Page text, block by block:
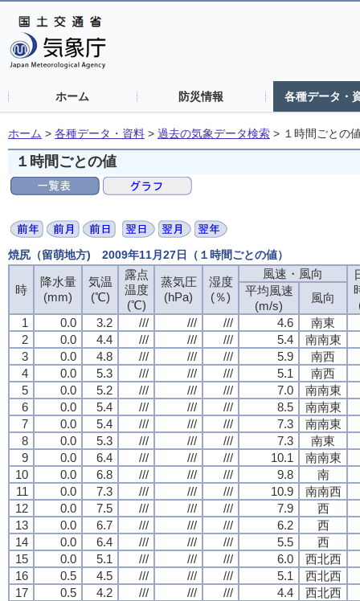
ホーム 防災情報 各種データ・
ホーム > 各種データ・資料 > 過去の気象データ検索 > １時間ごとの
１時間ごとの値
焼尻（留萌地方) 2009年11月27日（１時間ごとの値）
時
降水量
(mm)
気温
(℃)
露点
温度
(℃)
蒸気圧
(hPa)
湿度
(％)
風速・風向
平均風速
(m/s)
風向
1
0.0 3.2 /// /// /// 4.6
南東
2
0.0 4.4 /// /// /// 5.4
南南東
3
0.0 4.8 /// /// /// 5.9
南西
4
0.0 5.3 /// /// /// 5.1
南西
5
0.0 5.2 /// /// /// 7.0
南南東
6
0.0 5.4 /// /// /// 8.5
南南東
7
0.0 5.4 /// /// /// 7.3
南南東
8
0.0 5.3 /// /// /// 7.3
南東
9
0.0 6.4 /// /// /// 10.1
南南東
10
0.0 6.8 /// /// /// 9.8
南
11
0.0 7.3 /// /// /// 10.9
南南西
12
0.0 7.5 /// /// /// 7.9
西
13
0.0 6.7 /// /// /// 6.2
西
14
0.0 6.4 /// /// /// 5.5
西
15
0.0 5.1 /// /// /// 6.0
西北西
16
0.5 4.5 /// /// /// 5.1
西北西
17
0.5 4.2 /// /// /// 4.4
西北西
時
降水量
(mm)
気温
(℃)
露点
温度
(℃)
蒸気圧
(hPa)
湿度
(％)
風速・風向
平均風速
(m/s)
風向
1
0.0 3.2 /// /// /// 4.6
南東
2
0.0 4.4 /// /// /// 5.4
南南東
3
0.0 4.8 /// /// /// 5.9
南西
4
0.0 5.3 /// /// /// 5.1
南西
5
0.0 5.2 /// /// /// 7.0
南南東
6
0.0 5.4 /// /// /// 8.5
南南東
7
0.0 5.4 /// /// /// 7.3
南南東
8
0.0 5.3 /// /// /// 7.3
南東
9
0.0 6.4 /// /// /// 10.1
南南東
10
0.0 6.8 /// /// /// 9.8
南
11
0.0 7.3 /// /// /// 10.9
南南西
12
0.0 7.5 /// /// /// 7.9
西
13
0.0 6.7 /// /// /// 6.2
西
14
0.0 6.4 /// /// /// 5.5
西
15
0.0 5.1 /// /// /// 6.0
西北西
16
0.5 4.5 /// /// /// 5.1
西北西
17
0.5 4.2 /// /// /// 4.4
西北西
時
降水量
(mm)
気温
(℃)
露点
温度
(℃)
蒸気圧
(hPa)
湿度
(％)
風速・風向
平均風速
(m/s)
風向
1
0.0 3.2 /// /// /// 4.6
南東
2
0.0 4.4 /// /// /// 5.4
南南東
3
0.0 4.8 /// /// /// 5.9
南西
4
0.0 5.3 /// /// /// 5.1
南西
5
0.0 5.2 /// /// /// 7.0
南南東
6
0.0 5.4 /// /// /// 8.5
南南東
7
0.0 5.4 /// /// /// 7.3
南南東
8
0.0 5.3 /// /// /// 7.3
南東
9
0.0 6.4 /// /// /// 10.1
南南東
10
0.0 6.8 /// /// /// 9.8
南
11
0.0 7.3 /// /// /// 10.9
南南西
12
0.0 7.5 /// /// /// 7.9
西
13
0.0 6.7 /// /// /// 6.2
西
14
0.0 6.4 /// /// /// 5.5
西
15
0.0 5.1 /// /// /// 6.0
西北西
16
0.5 4.5 /// /// /// 5.1
西北西
17
0.5 4.2 /// /// /// 4.4
西北西
時
降水量
(mm)
気温
(℃)
露点
温度
(℃)
蒸気圧
(hPa)
湿度
(％)
風速・風向
平均風速
(m/s)
風向
1
0.0 3.2 /// /// /// 4.6
南東
2
0.0 4.4 /// /// /// 5.4
南南東
3
0.0 4.8 /// /// /// 5.9
南西
4
0.0 5.3 /// /// /// 5.1
南西
5
0.0 5.2 /// /// /// 7.0
南南東
6
0.0 5.4 /// /// /// 8.5
南南東
7
0.0 5.4 /// /// /// 7.3
南南東
8
0.0 5.3 /// /// /// 7.3
南東
9
0.0 6.4 /// /// /// 10.1
南南東
10
0.0 6.8 /// /// /// 9.8
南
11
0.0 7.3 /// /// /// 10.9
南南西
12
0.0 7.5 /// /// /// 7.9
西
13
0.0 6.7 /// /// /// 6.2
西
14
0.0 6.4 /// /// /// 5.5
西
15
0.0 5.1 /// /// /// 6.0
西北西
16
0.5 4.5 /// /// /// 5.1
西北西
17
0.5 4.2 /// /// /// 4.4
西北西